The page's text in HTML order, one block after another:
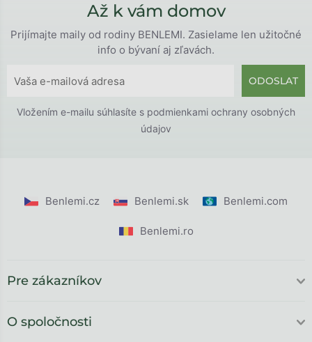
Až k vám domov
Prijímajte maily od rodiny BENLEMI. Zasielame len užitočné
info o bývaní aj zľavách.
ODOSLAT
Vložením e-mailu súhlasíte s podmienkami ochrany osobných
údajov
Benlemi.cz Benlemi.sk Benlemi.com
Benlemi.ro
Pre zákazníkov
O spoločnosti